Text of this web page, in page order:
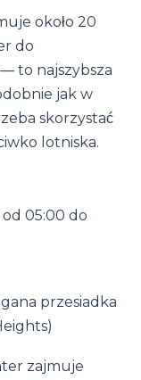
około 20
do
to najszybsza
jak w
skorzystać
lotniska.
05:00 do
przesiadka
zajmuje